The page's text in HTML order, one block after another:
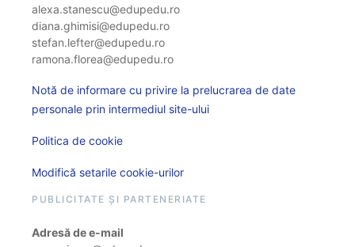
alexa.stanescu@edupedu.ro
diana.ghimisi@edupedu.ro
stefan.lefter@edupedu.ro
ramona.florea@edupedu.ro
Notă de informare cu privire la prelucrarea de date
personale prin intermediul site-ului
Politica de cookie
Modifică setarile cookie-urilor
PUBLICITATE ȘI PARTENERIATE
Adresă de e-mail